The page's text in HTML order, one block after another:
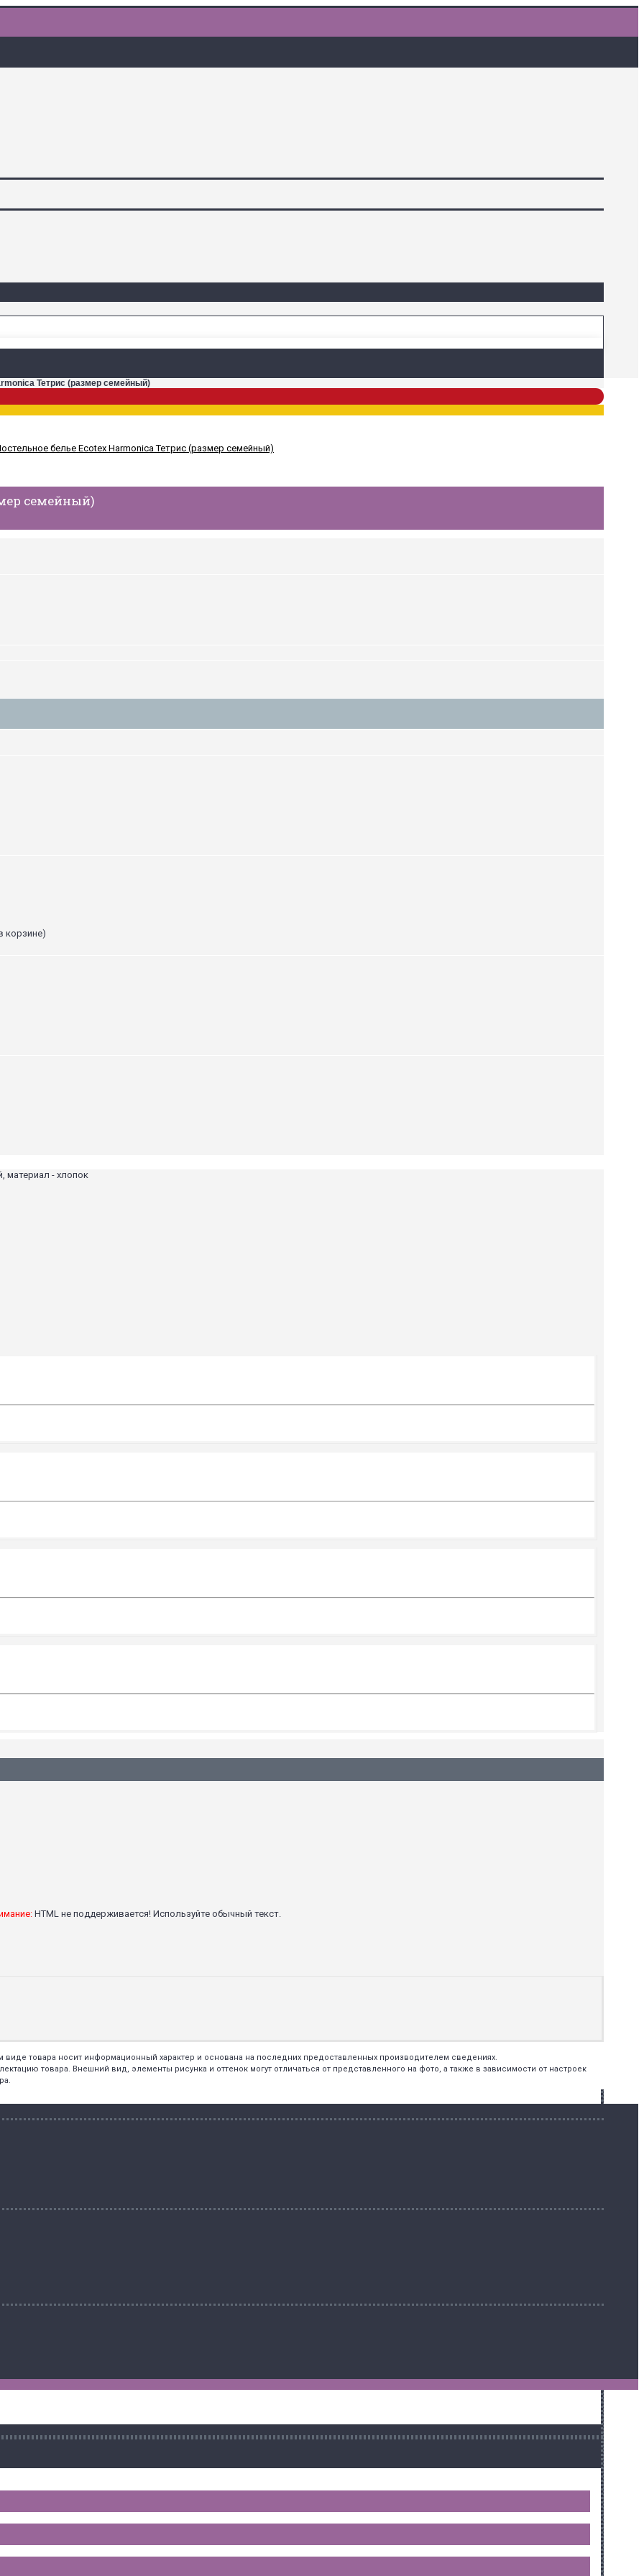
Тетрис (размер семейный)
семейный)
корзине)
материал - хлопок
HTML не поддерживается! Используйте обычный текст.
виде товара носит информационный характер и основана на последних предоставленных производителем сведениях.
товара. Внешний вид, элементы рисунка и оттенок могут отличаться от представленного на фото, а также в зависимости от настроек